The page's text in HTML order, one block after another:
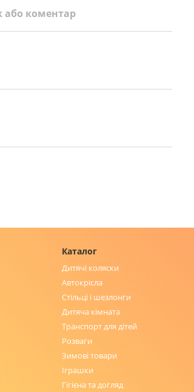
або коментар
Каталог
Дитячі коляски
Автокрісла
Стільці і шезлонги
Дитяча кімната
Транспорт для дітей
Розваги
Зимові товари
Іграшки
Гігієна та догляд